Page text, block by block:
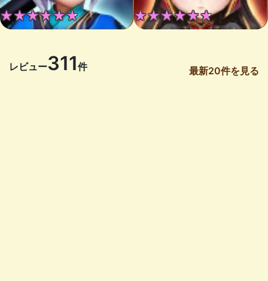
★★★★★★ ★★★★★★
レビュー311件 最新20件を見る